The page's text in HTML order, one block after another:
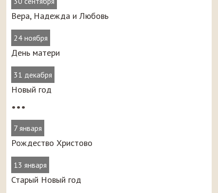
Вера, Надежда и Любовь
24 ноября
День матери
31 декабря
Новый год
•••
7 января
Рождество Христово
13 января
Старый Новый год